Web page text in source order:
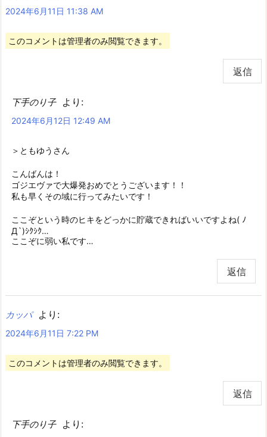
2024年6月11日 11:38 AM
このコメントは管理者のみ閲覧できます。
返信
下手のり子 より:
2024年6月12日 12:49 AM
＞ともゆうさん
こんばんは！
ゴジエヴァで大爆発おめでとうございます！！
私も早くその域に行ってみたいです！
ここぞという時のヒキをどっかに貯蔵できればいいですよね( ﾉ
Д`)ｼｸｼｸ…
ここぞに弱い私です…
返信
カッパ より:
2024年6月11日 7:22 PM
このコメントは管理者のみ閲覧できます。
返信
下手のり子 より: